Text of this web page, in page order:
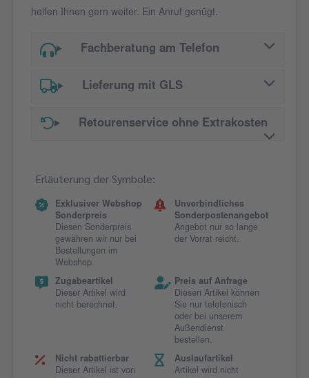
helfen Ihnen gern weiter. Ein Anruf genügt.
Fachberatung am Telefon
Lieferung mit GLS
Retourenservice ohne Extrakosten
Erläuterung der Symbole:
Exklusiver Webshop
Sonderpreis
Diesen Sonderpreis
gewähren wir nur bei
Bestellungen im
Webshop.
Unverbindliches
Sonderpostenangebot
Angebot nur so lange
der Vorrat reicht.
Zugabeartikel
Dieser Artikel wird
nicht berechnet.
Preis auf Anfrage
Diesen Artikel können
Sie nur telefonisch
oder bei unserem
Außendienst
bestellen.
Nicht rabattierbar
Dieser Artikel ist von
Auslaufartikel
Artikel wird nicht